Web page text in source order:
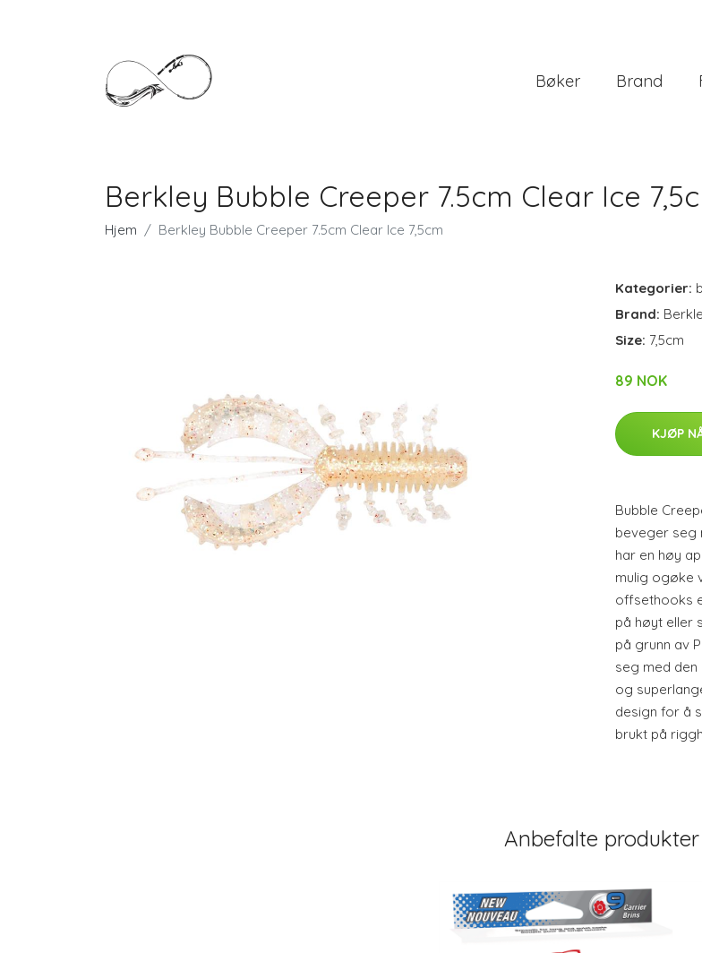
Bøker Brand
Berkley Bubble Creeper 7.5cm Clear Ice
Hjem Berkley Bubble Creeper 7.5cm Clear Ice 7,5cm
Kategorier:
Brand:
Size: 7,5cm
89 NOK
KJØP
Bubble
beveger seg
har en høy
mulig ogøke
offsethooks
på høyt eller
på grunn av
seg med
og
design for å
brukt på
Anbefalte produkter